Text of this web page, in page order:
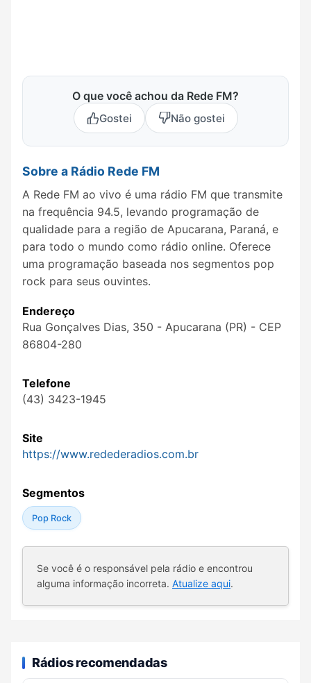
O que você achou da Rede FM?
Gostei Não gostei
Sobre a Rádio Rede FM
A Rede FM ao vivo é uma rádio FM que transmite
na frequência 94.5, levando programação de
qualidade para a região de Apucarana, Paraná, e
para todo o mundo como rádio online. Oferece
uma programação baseada nos segmentos pop
rock para seus ouvintes.
Endereço
Rua Gonçalves Dias, 350 - Apucarana (PR) - CEP
86804-280
Telefone
(43) 3423-1945
Site
https://www.redederadios.com.br
Segmentos
Pop Rock
Se você é o responsável pela rádio e encontrou
alguma informação incorreta. Atualize aqui.
Rádios recomendadas